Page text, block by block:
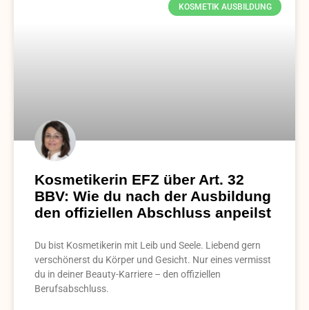
KOSMETIK AUSBILDUNG
Kosmetikerin EFZ über Art. 32
BBV: Wie du nach der Ausbildung
den offiziellen Abschluss anpeilst
Du bist Kosmetikerin mit Leib und Seele. Liebend gern
verschönerst du Körper und Gesicht. Nur eines vermisst
du in deiner Beauty-Karriere – den offiziellen
Berufsabschluss.